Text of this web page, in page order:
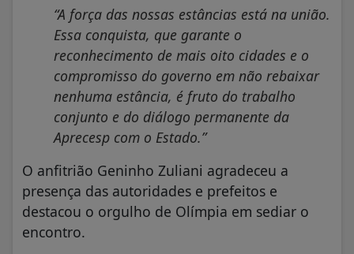
“A força das nossas estâncias está na união.
Essa conquista, que garante o
reconhecimento de mais oito cidades e o
compromisso do governo em não rebaixar
nenhuma estância, é fruto do trabalho
conjunto e do diálogo permanente da
Aprecesp com o Estado.”
O anfitrião Geninho Zuliani agradeceu a
presença das autoridades e prefeitos e
destacou o orgulho de Olímpia em sediar o
encontro.